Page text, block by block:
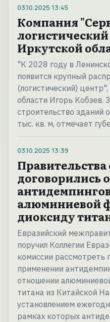
03.10.2025 13:45
Компания
Иркутской
"К 2028 году в
появится крупный
(логистический)
области Игорь Кобзев.
строительство
тыс. кв. м, отмечает
03.10.2025 13:39
договорились
алюминиевой
диоксиду
Евразийский
поручил Коллегии
комиссии рассмотреть
применении
отношении
титана из Китайской
установлением
рамках которых